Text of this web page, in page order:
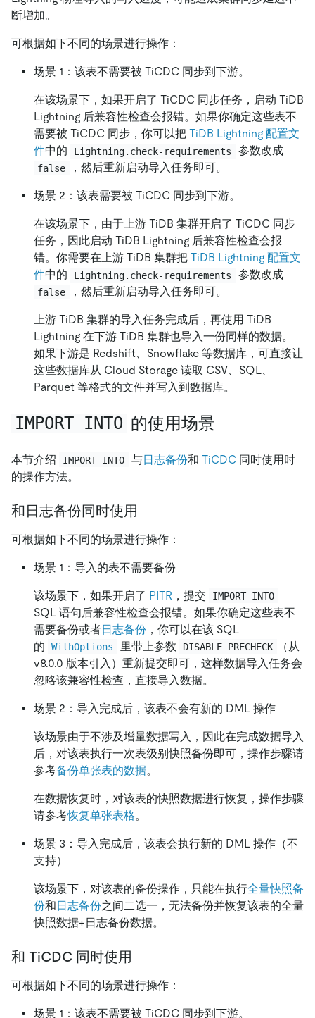
断增加。
可根据如下不同的场景进行操作：
场景 1：该表不需要被 TiCDC 同步到下游。
在该场景下，如果开启了 TiCDC 同步任务，启动 TiDB
Lightning 后兼容性检查会报错。如果你确定这些表不
需要被 TiCDC 同步，你可以把 TiDB Lightning 配置文
件中的 Lightning.check-requirements 参数改成
false ，然后重新启动导入任务即可。
场景 2：该表需要被 TiCDC 同步到下游。
在该场景下，由于上游 TiDB 集群开启了 TiCDC 同步
任务，因此启动 TiDB Lightning 后兼容性检查会报
错。你需要在上游 TiDB 集群把 TiDB Lightning 配置文
件中的 Lightning.check-requirements 参数改成
false ，然后重新启动导入任务即可。
上游 TiDB 集群的导入任务完成后，再使用 TiDB
Lightning 在下游 TiDB 集群也导入一份同样的数据。
如果下游是 Redshift、Snowflake 等数据库，可直接让
这些数据库从 Cloud Storage 读取 CSV、SQL、
Parquet 等格式的文件并写入到数据库。
IMPORT INTO 的使用场景
本节介绍 IMPORT INTO 与日志备份和 TiCDC同时使用时
的操作方法。
和日志备份同时使用
可根据如下不同的场景进行操作：
场景 1：导入的表不需要备份
该场景下，如果开启了 PITR ，提交 IMPORT INTO
SQL 语句后兼容性检查会报错。如果你确定这些表不
需要备份或者日志备份 ，你可以在该 SQL
的
WithOptions 里带上参数 DISABLE_PRECHECK
（从
v8.0.0 版本引入）重新提交即可，这样数据导入任务会
忽略该兼容性检查，直接导入数据。
场景 2：导入完成后，该表不会有新的 DML 操作
该场景由于不涉及增量数据写入，因此在完成数据导入
后，对该表执行一次表级别快照备份即可，操作步骤请
参考备份单张表的数据。
在数据恢复时，对该表的快照数据进行恢复，操作步骤
请参考恢复单张表格。
场景 3：导入完成后，该表会执行新的 DML 操作（不
支持）
该场景下，对该表的备份操作，只能在执行全量快照备
份和日志备份之间二选一，无法备份并恢复该表的全量
快照数据+日志备份数据。
和 TiCDC 同时使用
可根据如下不同的场景进行操作：
场景 1：该表不需要被 TiCDC 同步到下游。